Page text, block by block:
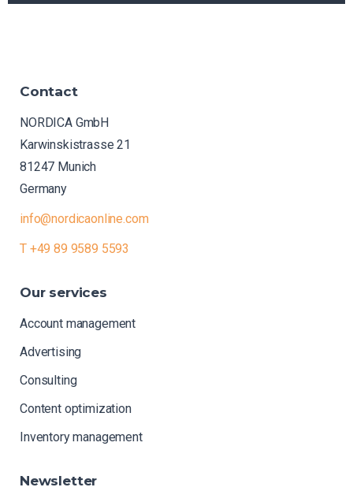
Contact
NORDICA GmbH
Karwinskistrasse 21
81247 Munich
Germany
info@nordicaonline.com
T +49 89 9589 5593
Our services
Account management
Advertising
Consulting
Content optimization
Inventory management
Newsletter